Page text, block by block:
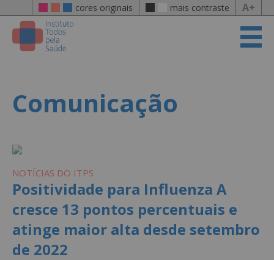
cores originais mais contraste A+
Comunicação
NOTÍCIAS DO ITPS
Positividade para Influenza A
cresce 13 pontos percentuais e
atinge maior alta desde setembro
de 2022